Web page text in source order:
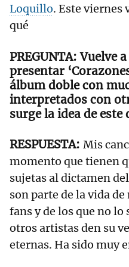
Loquillo. Este viernes
qué
Vuelve
presentar
álbum doble con
interpretados con
surge la idea de este
Mis
momento que tienen
sujetas al dictamen
son parte de la vida
fans y de los que no
otros artistas den su
eternas. Ha sido muy